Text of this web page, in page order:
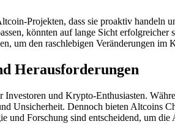
Projekten, dass sie proaktiv handeln
könnten auf lange Sicht
um den raschlebigen Veränderungen im
Herausforderungen
und Krypto-Enthusiasten.
Unsicherheit. Dennoch bieten Altcoins
Forschung sind entscheidend, um